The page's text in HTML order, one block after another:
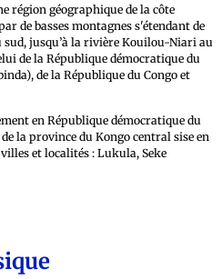
région géographique de la côte
de basses montagnes s'étendant de
jusqu’à la rivière Kouilou-Niari au
de la République démocratique du
de la République du Congo et
en République démocratique du
la province du Kongo central sise en
et localités : Lukula, Seke